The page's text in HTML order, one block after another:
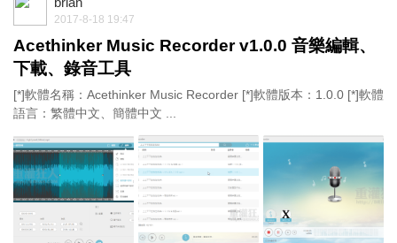
2017-8-18 19:47
Acethinker Music Recorder v1.0.0 音樂編輯、
下載、錄音工具
[*]軟體名稱：Acethinker Music Recorder [*]軟體版本：1.0.0 [*]軟體
語言：繁體中文、簡體中文 ...